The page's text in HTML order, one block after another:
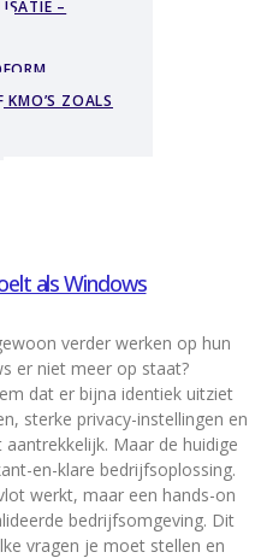
–
KMO’S ZOALS
als Windows
verder werken op hun
er niet meer op staat?
dat er bijna identiek uitziet
sterke privacy-instellingen en
Maar de huidige
en-klare bedrijfsoplossing.
werkt, maar een hands-on
bedrijfsomgeving. Dit
vragen je moet stellen en